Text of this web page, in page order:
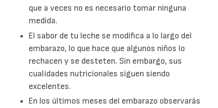
que a veces no es necesario tomar ninguna
medida.
El sabor de tu leche se modifica a lo largo del
embarazo, lo que hace que algunos niños lo
rechacen y se desteten. Sin embargo, sus
cualidades nutricionales siguen siendo
excelentes.
En los últimos meses del embarazo observarás